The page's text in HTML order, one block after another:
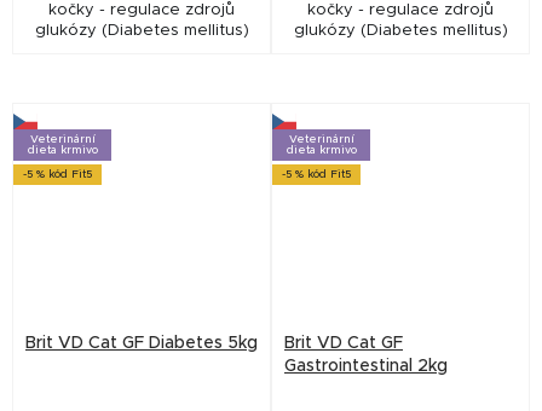
kočky - regulace zdrojů
glukózy (Diabetes mellitus)
kočky - regulace zdrojů
glukózy (Diabetes mellitus)
Veterinární
dieta krmivo
-5 % kód Fit5
Brit VD Cat GF Diabetes 5kg
Veterinární
dieta krmivo
-5 % kód Fit5
Brit VD Cat GF
Gastrointestinal 2kg